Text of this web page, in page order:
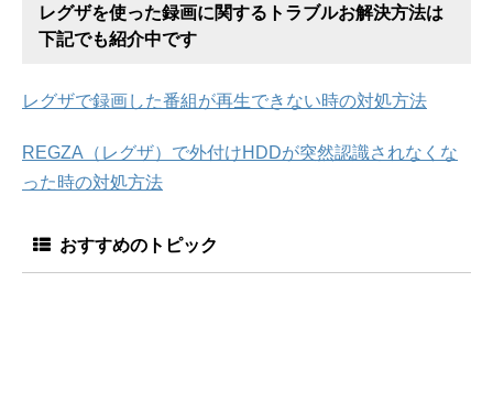
レグザを使った録画に関するトラブルお解決方法は
下記でも紹介中です
レグザで録画した番組が再生できない時の対処方法
REGZA（レグザ）で外付けHDDが突然認識されなくな
った時の対処方法
おすすめのトピック